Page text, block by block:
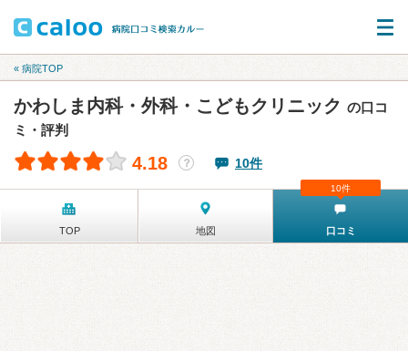
« 病院TOP
かわしま内科・外科・こどもクリニック の口コ
ミ・評判
4.18 ？ 10件
TOP 地図 口コミ
10件